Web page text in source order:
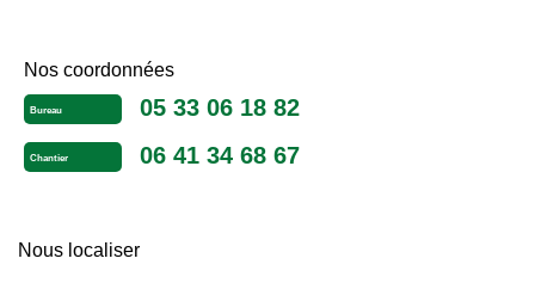
Nos coordonnées
Bureau 05 33 06 18 82
Chantier 06 41 34 68 67
Nous localiser